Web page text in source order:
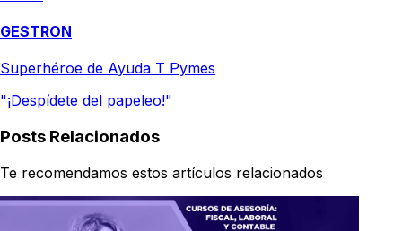
GESTRON
Superhéroe de Ayuda T Pymes
"¡Despídete del papeleo!"
Posts Relacionados
Te recomendamos estos artículos relacionados